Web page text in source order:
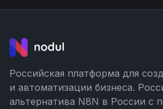
Российская платформа для
и автоматизации бизнеса.
альтернатива N8N в России с